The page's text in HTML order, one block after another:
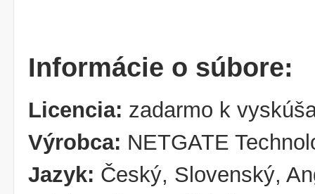
Informácie o súbore:
Licencia: zadarmo k
Výrobca: NETGATE
Jazyk: Český, Slovenský,